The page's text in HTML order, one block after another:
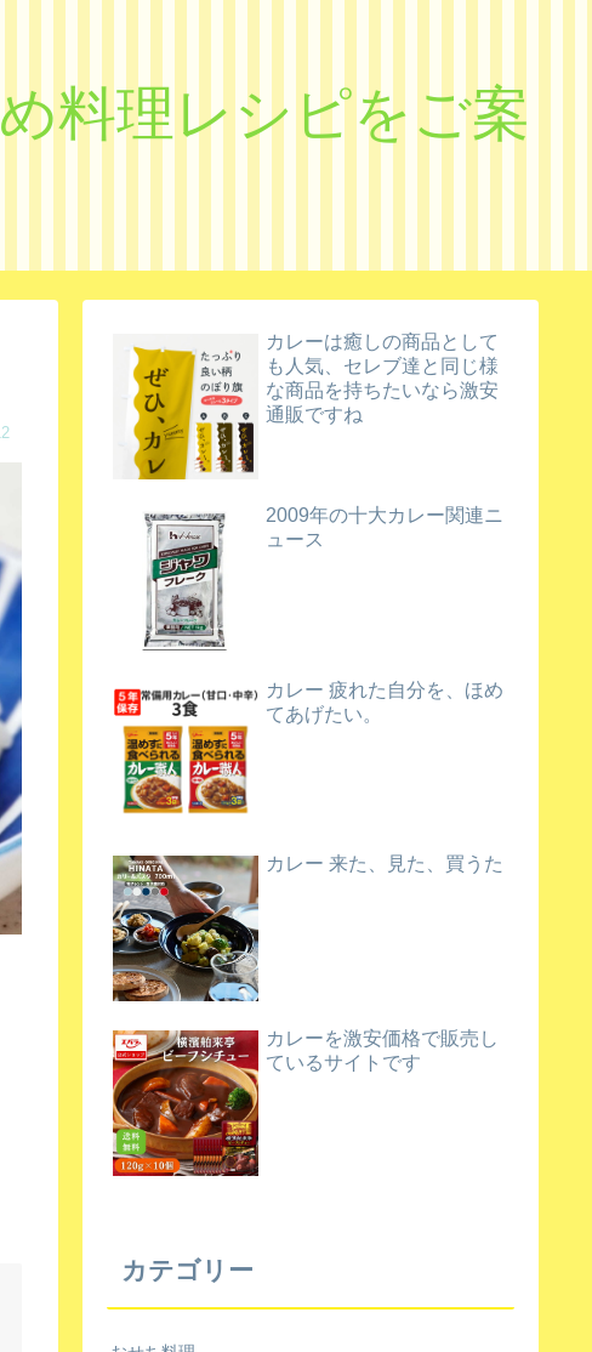
料理レシピをご案
カレーは癒しの商品として
も人気、セレブ達と同じ様
な商品を持ちたいなら激安
通販ですね
2009年の十大カレー関連ニ
ュース
カレー 疲れた自分を、ほめ
てあげたい。
カレー 来た、見た、買うた
カレーを激安価格で販売し
ているサイトです
カテゴリー